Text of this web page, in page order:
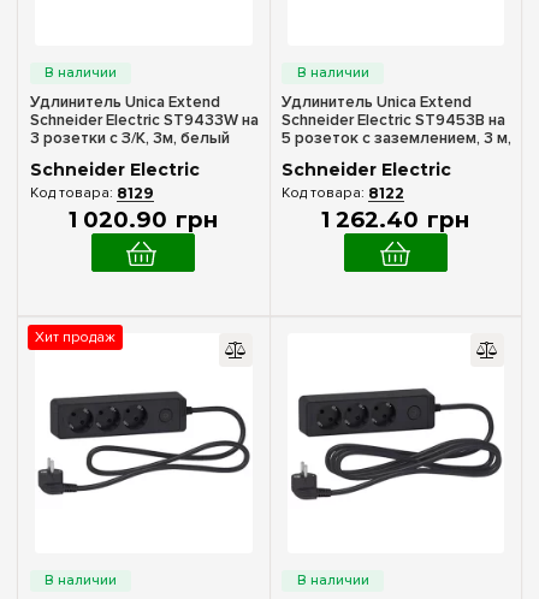
Черный(6)
Черный/Алюминий (1)
Комплектация
USB-розетки
3(9)
5(10)
Длина кабеля
3(8)
Удлинитель Unica Extend
Schneider Electric ST9433W на
3 розетки с З/К, 3м, белый
Schneider Electric
8129
1 020.90 грн
Удлинитель Unica Extend
Schneider Electric ST9453B на
5 розеток с заземлением, 3 м,
Schneider Electric
8122
1 262.40 грн
Хит продаж